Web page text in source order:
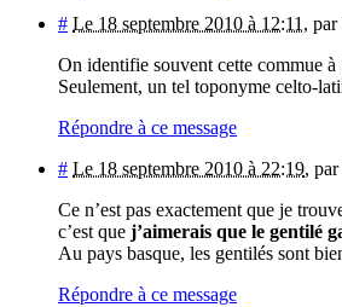
# Le 18 septembre 2010 à 12:11, par
On identifie souvent cette commue
Seulement, un tel toponyme celto-
Répondre à ce message
# Le 18 septembre 2010 à 22:19, par
Ce n’est pas exactement que je
c’est que j’aimerais que le gentilé
Au pays basque, les gentilés sont
Répondre à ce message